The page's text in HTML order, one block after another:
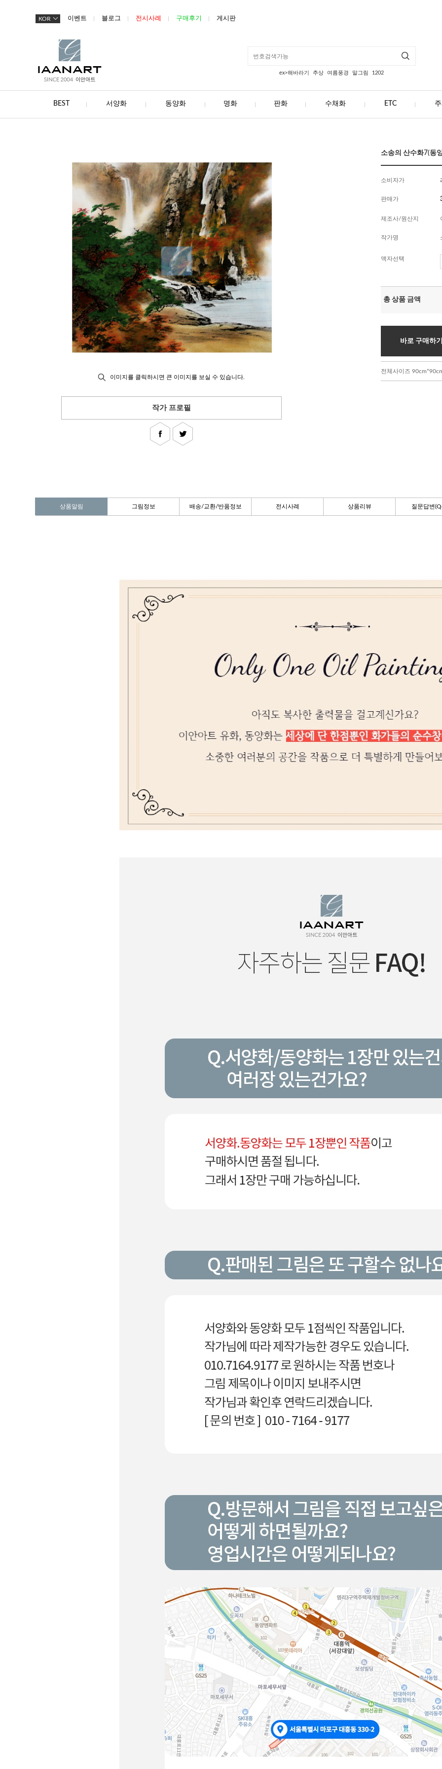
KOR 이벤트 블로그 전시사례 구매후기 게시판
ex>해바라기 추상 여름풍경 말그림 1202
BEST 서양화 동양화 명화 판화 수채화 ETC
이미지를 클릭하시면 큰 이미지를 보실 수 있습니다.
작가 프로필
소송의 산수화7(동
소비자가
판매가
제조사/원산지
작가명
액자선택
총 상품 금액
바로 구매하
전체사이즈
상품알림 그림정보 배송/교환/반품정보 전시사례 상품리뷰 질문답변